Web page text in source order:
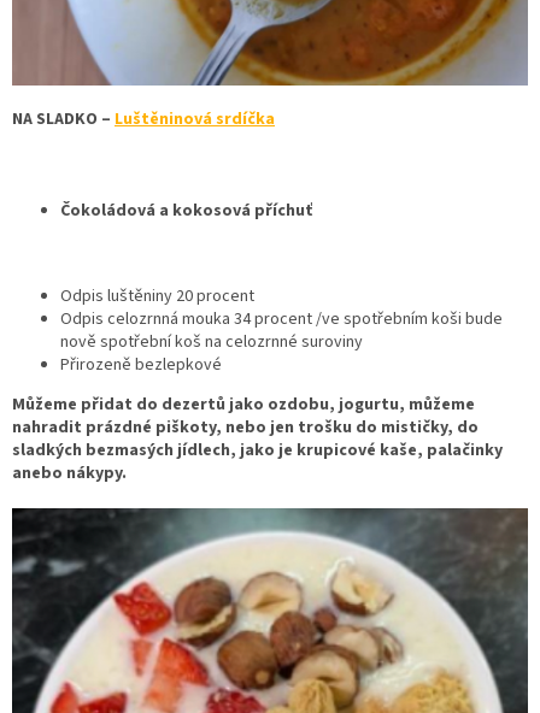
NA SLADKO – Luštěninová srdíčka
Čokoládová a kokosová příchuť
Odpis luštěniny 20 procent
Odpis celozrnná mouka 34 procent /ve spotřebním koši bude
nově spotřební koš na celozrnné suroviny
Přirozeně bezlepkové
Můžeme přidat do dezertů jako ozdobu, jogurtu, můžeme
nahradit prázdné piškoty, nebo jen trošku do mističky, do
sladkých bezmasých jídlech, jako je krupicové kaše, palačinky
anebo nákypy.